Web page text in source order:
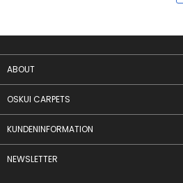
ABOUT
OSKUI CARPETS
KUNDENINFORMATION
NEWSLETTER